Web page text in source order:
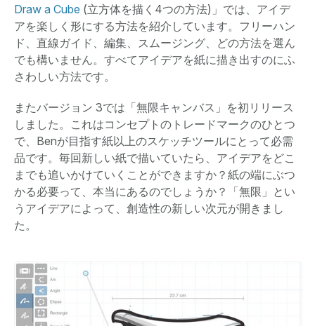
Draw a Cube (立方体を描く4つの方法)」では、アイデ
アを楽しく形にする方法を紹介しています。フリーハン
ド、直線ガイド、編集、スムージング、どの方法を選ん
でも構いません。すべてアイデアを紙に描き出すのにふ
さわしい方法です。
またバージョン 3では「無限キャンバス」を初リリース
しました。これはコンセプトのトレードマークのひとつ
で、Benが目指す紙以上のスケッチツールにとって必需
品です。毎回新しい紙で描いていたら、アイデアをどこ
までも追いかけていくことができますか？紙の端にぶつ
かる必要って、本当にあるのでしょうか？「無限」とい
うアイデアによって、創造性の新しい次元が開きまし
た。